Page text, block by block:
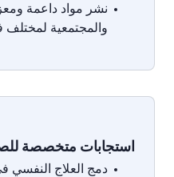
نشر مواد داعمة
والمجتمعية لمختلف
استجابات متخصصة
دمج العلاج النفسي